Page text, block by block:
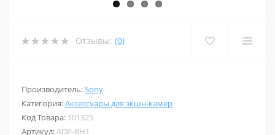
Отзывы: (0)
Производитель:Sony
Категория:Аксессуары для экшн-камер
Код Товара: 101325
Артикул:ADP-BH1